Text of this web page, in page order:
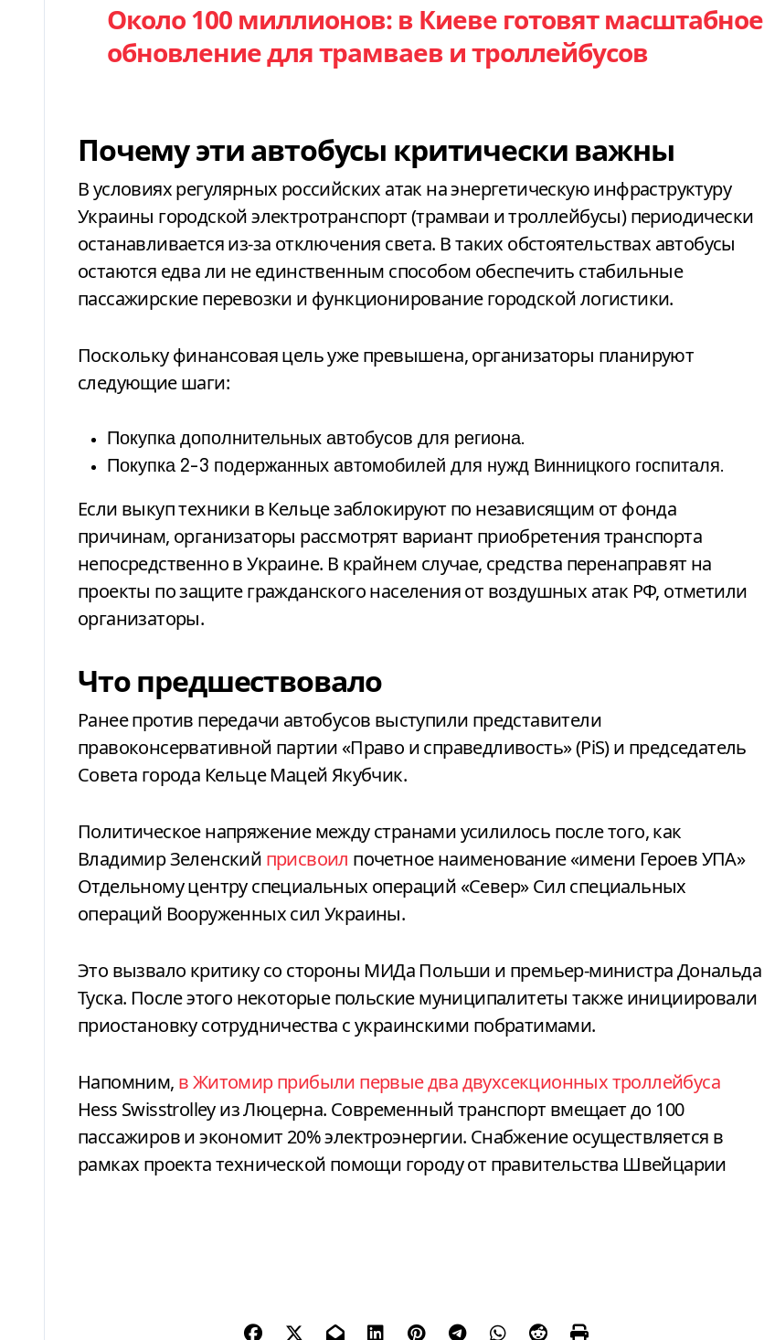
Около 100 миллионов: в Киеве готовят масштабное
обновление для трамваев и троллейбусов
Почему эти автобусы критически важны
В условиях регулярных российских атак на энергетическую инфраструктуру
Украины городской электротранспорт (трамваи и троллейбусы) периодически
останавливается из-за отключения света. В таких обстоятельствах автобусы
остаются едва ли не единственным способом обеспечить стабильные
пассажирские перевозки и функционирование городской логистики.
Поскольку финансовая цель уже превышена, организаторы планируют
следующие шаги:
Покупка дополнительных автобусов для региона.
Покупка 2-3 подержанных автомобилей для нужд Винницкого госпиталя.
Если выкуп техники в Кельце заблокируют по независящим от фонда
причинам, организаторы рассмотрят вариант приобретения транспорта
непосредственно в Украине. В крайнем случае, средства перенаправят на
проекты по защите гражданского населения от воздушных атак РФ, отметили
организаторы.
Что предшествовало
Ранее против передачи автобусов выступили представители
правоконсервативной партии «Право и справедливость» (PiS) и председатель
Совета города Кельце Мацей Якубчик.
Политическое напряжение между странами усилилось после того, как
Владимир Зеленский присвоил почетное наименование «имени Героев УПА»
Отдельному центру специальных операций «Север» Сил специальных
операций Вооруженных сил Украины.
Это вызвало критику со стороны МИДа Польши и премьер-министра Дональда
Туска. После этого некоторые польские муниципалитеты также инициировали
приостановку сотрудничества с украинскими побратимами.
Напомним, в Житомир прибыли первые два двухсекционных троллейбуса
Hess Swisstrolley из Люцерна. Современный транспорт вмещает до 100
пассажиров и экономит 20% электроэнергии. Снабжение осуществляется в
рамках проекта технической помощи городу от правительства Швейцарии